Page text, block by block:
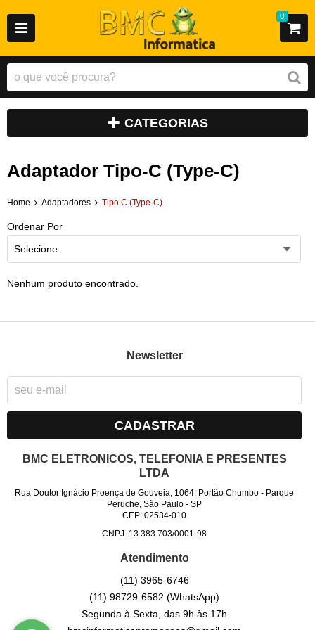
0
CATEGORIAS
Adaptador Tipo-C (Type-C)
Home Adaptadores Tipo C (Type-C)
Ordenar Por
Selecione
Nenhum produto encontrado.
Newsletter
CADASTRAR
BMC ELETRONICOS, TELEFONIA E PRESENTES
LTDA
Rua Doutor Ignácio Proença de Gouveia, 1064, Portão Chumbo - Parque
Peruche, São Paulo -SP
CEP: 02534-010
CNPJ: 13.383.703/0001-98
Atendimento
(11) 3965-6746
(11) 98729-6582(WhatsApp)
Segunda à Sexta, das 9h às 17h